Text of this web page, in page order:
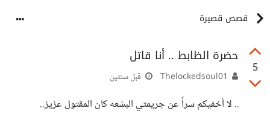
قصص قصيرة
5
حضرة الظابط .. أنا قاتل
قبل سنتين
.. لا أخفيكم سراً عن جريمتي البشعه كان المقتول عزيز..